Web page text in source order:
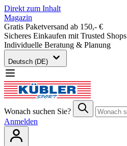
Direkt zum Inhalt
Magazin
Gratis Paketversand ab 150,- €
Sicheres Einkaufen mit Trusted Shops
Individuelle Beratung & Planung
Deutsch (DE)
Wonach suchen Sie?
Anmelden